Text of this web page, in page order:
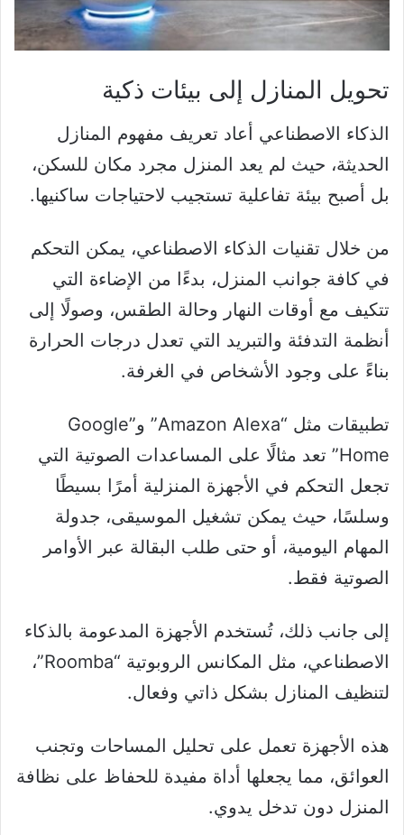
تحويل المنازل إلى بيئات ذكية
الذكاء الاصطناعي أعاد تعريف مفهوم المنازل
الحديثة، حيث لم يعد المنزل مجرد مكان للسكن،
بل أصبح بيئة تفاعلية تستجيب لاحتياجات ساكنيها.
من خلال تقنيات الذكاء الاصطناعي، يمكن التحكم
في كافة جوانب المنزل، بدءًا من الإضاءة التي
تتكيف مع أوقات النهار وحالة الطقس، وصولًا إلى
أنظمة التدفئة والتبريد التي تعدل درجات الحرارة
بناءً على وجود الأشخاص في الغرفة.
تطبيقات مثل “Amazon Alexa” و”Google
Home” تعد مثالًا على المساعدات الصوتية التي
تجعل التحكم في الأجهزة المنزلية أمرًا بسيطًا
وسلسًا، حيث يمكن تشغيل الموسيقى، جدولة
المهام اليومية، أو حتى طلب البقالة عبر الأوامر
الصوتية فقط.
إلى جانب ذلك، تُستخدم الأجهزة المدعومة بالذكاء
الاصطناعي، مثل المكانس الروبوتية “Roomba”،
لتنظيف المنازل بشكل ذاتي وفعال.
هذه الأجهزة تعمل على تحليل المساحات وتجنب
العوائق، مما يجعلها أداة مفيدة للحفاظ على نظافة
المنزل دون تدخل يدوي.